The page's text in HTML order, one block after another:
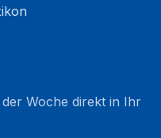
Woche direkt in Ihr